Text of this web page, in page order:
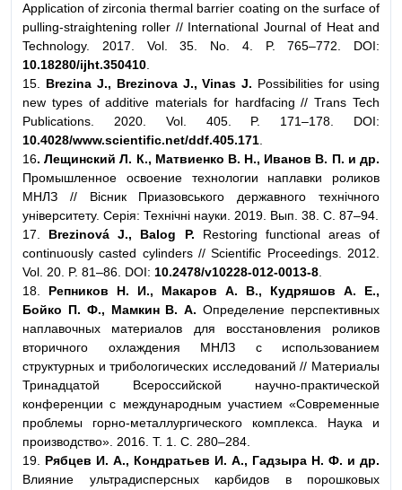
Application of zirconia thermal barrier coating on the surface of
pulling-straightening roller // International Journal of Heat and
Technology. 2017. Vol. 35. No. 4. P. 765–772. DOI:
10.18280/ijht.350410.
15. Brezina J., Brezinova J., Vinas J. Possibilities for using
new types of additive materials for hardfacing // Trans Tech
Publications. 2020. Vol. 405. P. 171–178. DOI:
10.4028/www.scientific.net/ddf.405.171.
16. Лещинский Л. К., Матвиенко В. Н., Иванов В. П. и др.
Промышленное освоение технологии наплавки роликов
МНЛЗ // Вісник Приазовського державного технічного
університету. Серія: Технічні науки. 2019. Вып. 38. С. 87–94.
17. Brezinová J., Balog P. Restoring functional areas of
continuously casted cylinders // Scientific Proceedings. 2012.
Vol. 20. P. 81–86. DOI: 10.2478/v10228‐012‐0013‐8.
18. Репников Н. И., Макаров А. В., Кудряшов А. Е.,
Бойко П. Ф., Мамкин В. А. Определение перспективных
наплавочных материалов для восстановления роликов
вторичного охлаждения МНЛЗ с использованием
структурных и трибологических исследований // Материалы
Тринадцатой Всероссийской научно-практической
конференции с международным участием «Современные
проблемы горно-металлургического комплекса. Наука и
производство». 2016. Т. 1. С. 280–284.
19. Рябцев И. А., Кондратьев И. А., Гадзыра Н. Ф. и др.
Влияние ультрадисперсных карбидов в порошковых